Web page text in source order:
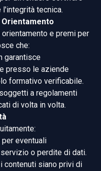
tecnica.
Orientamento
e premi per
che:
garantisce
presso le aziende
formativo verificabile.
a regolamenti
di volta in volta.
eventuali
o perdite di dati.
contenuti siano privi di